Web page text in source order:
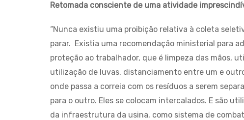
Retomada consciente de uma atividade
“Nunca existiu uma proibição relativa à coleta
parar. Existia uma recomendação ministerial para
proteção ao trabalhador, que é limpeza das mãos,
utilização de luvas, distanciamento entre um e
onde passa a correia com os resíduos a serem
para o outro. Eles se colocam intercalados. E são
da infraestrutura da usina, como sistema de